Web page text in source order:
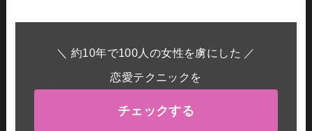
＼ 約10年で100人の女性を虜にした ／
恋愛テクニックを
チェックする